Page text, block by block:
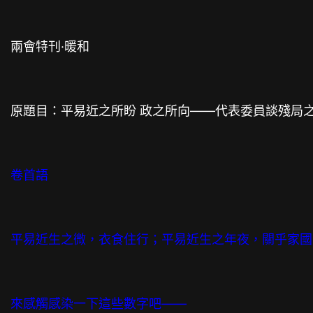
兩會特刊·暖和
原題目：平易近之所盼 政之所向——代表委員談殘局
卷首語
平易近生之微，衣食住行；平易近生之年夜，關乎家國
來感觸感染一下這些數字吧——